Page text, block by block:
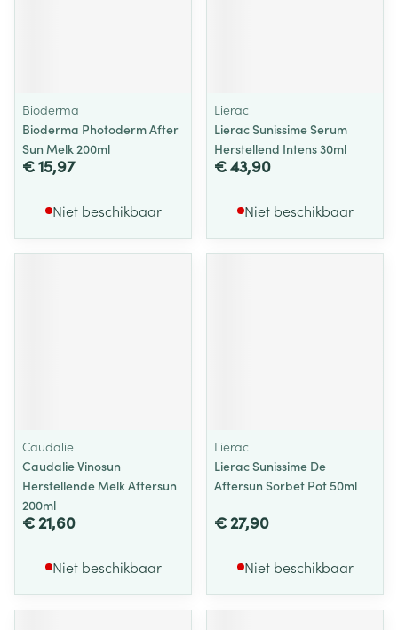
Bioderma
Bioderma Photoderm After
Sun Melk 200ml
€ 15,97
Niet beschikbaar
Lierac
Lierac Sunissime Serum
Herstellend Intens 30ml
€ 43,90
Niet beschikbaar
Caudalie
Caudalie Vinosun
Herstellende Melk Aftersun
200ml
€ 21,60
Niet beschikbaar
Lierac
Lierac Sunissime De
Aftersun Sorbet Pot 50ml
€ 27,90
Niet beschikbaar